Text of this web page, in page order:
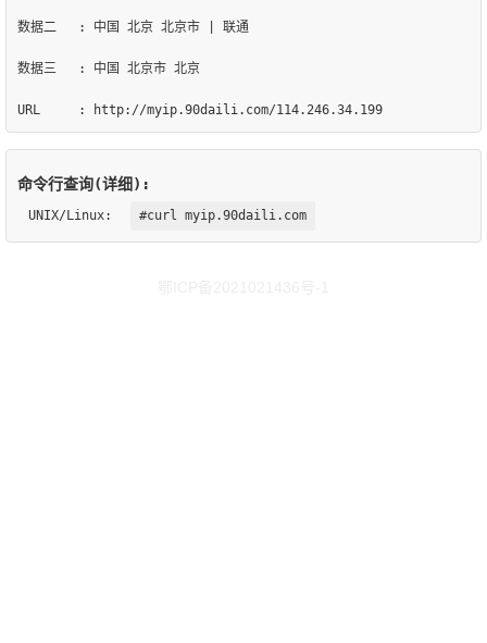
数据二	: 中国 北京 北京市 | 联通
数据三	: 中国 北京市 北京
命令行查询(详细):
UNIX/Linux: #curl myip.90daili.com